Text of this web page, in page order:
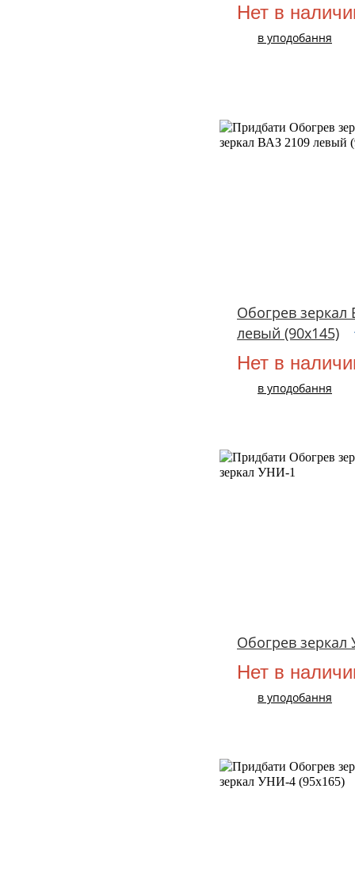
Нет в
в уподобання
Обогрев зеркал
левый (90х145)
Нет в
в уподобання
Обогрев
Нет в
в уподобання